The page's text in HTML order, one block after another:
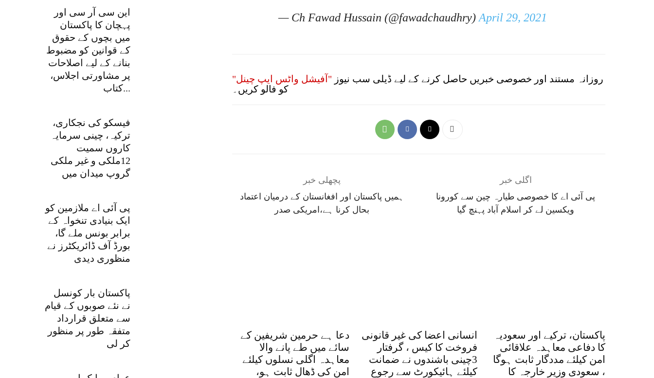
این سی آر سی اور
پہچان کا پاکستان
میں بچوں کے حقوق
کے قوانین کو مضبوط
بنانے کے لیے اصلاحات
پر مشاورتی اجلاس،
کتاب...
فیسکو کی نجکاری،
ترکیہ، چینی سرمایہ
کاروں سمیت
12ملکی و غیر ملکی
گروپ میدان میں
پی آئی اے ملازمین کو
ایک بنیادی تنخواہ کے
برابر بونس ملے گا،
بورڈ آف ڈائریکٹرز نے
منظوری دیدی
پاکستان بار کونسل
نے نئے صوبوں کے قیام
سے متعلق قرارداد
متفقہ طور پر منظور
کر لی
— Ch Fawad Hussain (@fawadchaudhry)April 29, 2021
روزانہ مستند اور خصوصی خبریں حاصل کرنے کے لیے ڈیلی سب نیوز "آفیشل واٹس ایپ چینل"
کو فالو کریں۔
پچھلی خبر
ہمیں پاکستان اور افغانستان کے درمیان اعتماد
بحال کرنا ہے،امریکی صدر
اگلی خبر
پی آئی اے کا خصوصی طیارہ چین سے کورونا
ویکسین لے کر اسلام آباد پہنچ گیا
دعا ہے حرمین شریفین کے
سائے میں طے پانے والا
معاہدہ اگلی نسلوں کیلئے
امن کی ڈھال ثابت ہو،
انسانی اعضا کی غیر قانونی
فروخت کا کیس ، گرفتار
3چینی باشندوں نے ضمانت
کیلئے ہائیکورٹ سے رجوع
پاکستان، ترکیے اور سعودیہ
کا دفاعی معاہدہ علاقائی
امن کیلئے مددگار ثابت ہوگا
، سعودی وزیر خارجہ کا